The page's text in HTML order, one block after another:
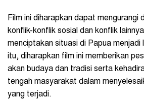
Film ini diharapkan dapat mengurangi
konflik-konflik sosial dan konflik
menciptakan situasi di Papua menjadi
itu, diharapkan film ini memberikan
akan budaya dan tradisi serta
tengah masyarakat dalam
yang terjadi.